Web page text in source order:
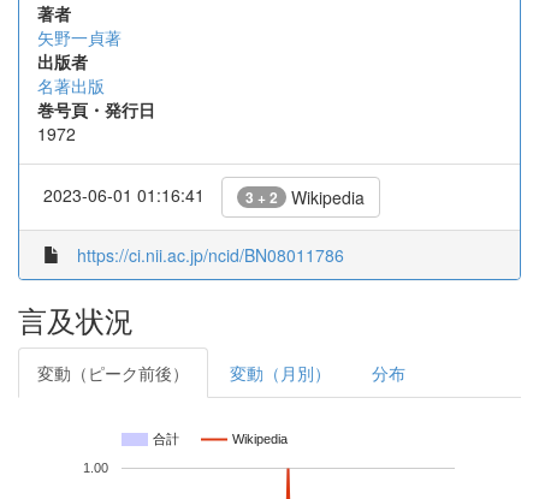
著者
矢野一貞著
出版者
名著出版
巻号頁・発行日
1972
2023-06-01 01:16:41 3 + 2 Wikipedia
https://ci.nii.ac.jp/ncid/BN08011786
言及状況
変動（ピーク前後） 変動（月別） 分布
合計 Wikipedia
1.00